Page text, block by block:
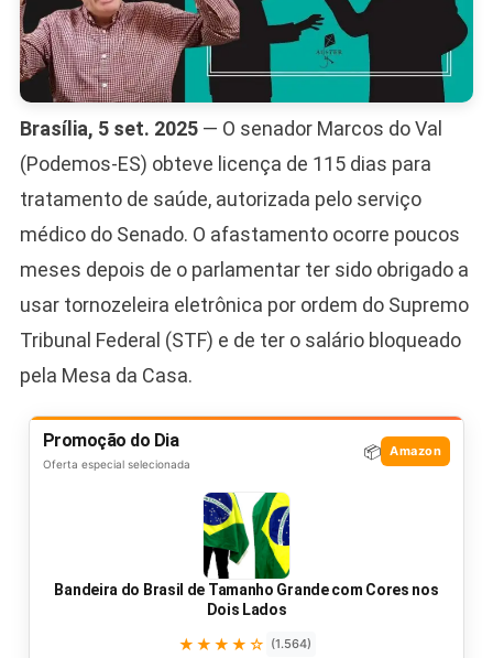
Brasília, 5 set. 2025— O senador Marcos do Val
(Podemos-ES) obteve licença de 115 dias para
tratamento de saúde, autorizada pelo serviço
médico do Senado. O afastamento ocorre poucos
meses depois de o parlamentar ter sido obrigado a
usar tornozeleira eletrônica por ordem do Supremo
Tribunal Federal (STF) e de ter o salário bloqueado
pela Mesa da Casa.
Promoção do Dia
Oferta especial selecionada
📦 Amazon
Bandeira do Brasil de Tamanho Grande com Cores nos
Dois Lados
★★★★☆ (1.564)